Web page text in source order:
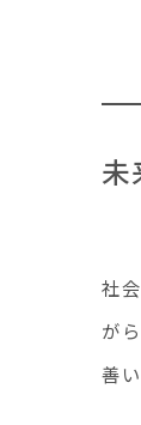
未
社
が
善